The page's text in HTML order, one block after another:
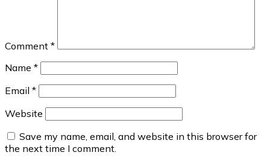
Comment *
Name *
Email *
Website
Save my name, email, and website in this browser for
the next time I comment.